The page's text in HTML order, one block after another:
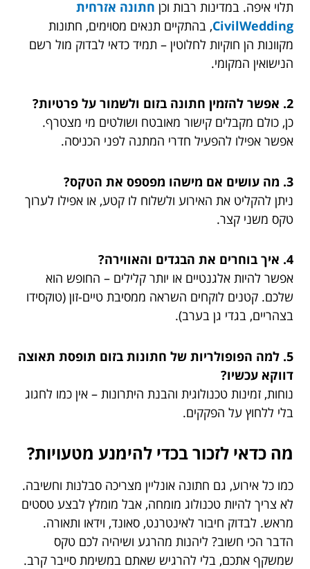
תלוי איפה. במדינות רבות וכן חתונה אזרחית
CivilWedding, בהתקיים תנאים מסוימים, חתונות
מקוונות הן חוקיות לחלוטין – תמיד כדאי לבדוק מול רשם
הנישואין המקומי.
2. אפשר להזמין חתונה בזום ולשמור על פרטיות?
כן, כולם מקבלים קישור מאובטח ושולטים מי מצטרף.
אפשר אפילו להפעיל חדרי המתנה לפני הכניסה.
3. מה עושים אם מישהו מפספס את הטקס?
ניתן להקליט את האירוע ולשלוח לו קטע, או אפילו לערוך
טקס משני קצר.
4. איך בוחרים את הבגדים והאווירה?
אפשר להיות אלגנטיים או יותר קלילים – החופש הוא
שלכם. קטנים לוקחים השראה ממסיבת טיים-זון (טוקסידו
בצהריים, בגדי גן בערב).
5. למה הפופולריות של חתונות בזום תופסת תאוצה
דווקא עכשיו?
נוחות, זמינות טכנולוגית והבנת היתרונות – אין כמו לחגוג
בלי ללחוץ על הפקקים.
מה כדאי לזכור בכדי להימנע מטעויות?
כמו כל אירוע, גם חתונה אונליין מצריכה סבלנות וחשיבה.
לא צריך להיות טכנולוג מומחה, אבל מומלץ לבצע טסטים
מראש. לבדוק חיבור לאינטרנט, סאונד, וידאו ותאורה.
הדבר הכי חשוב? ליהנות מהרגע ושיהיה לכם טקס
שמשקף אתכם, בלי להרגיש שאתם במשימת סייבר קרב.